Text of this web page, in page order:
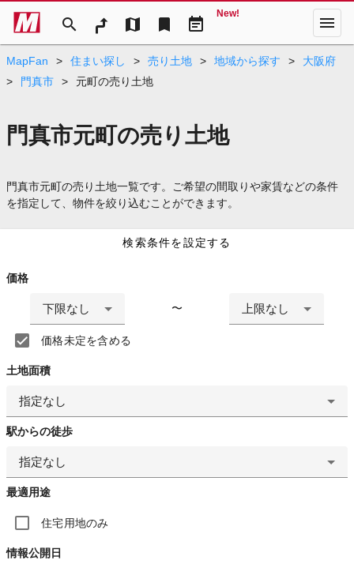
search map bookmark event_note
New! menu
MapFan > 住まい探し > 売り土地 > 地域から探す >
大阪府
>
門真市 > 元町の売り土地
門真市元町の売り土地
門真市元町の売り土地一覧です。ご希望の間取りや家賃などの条件
を指定して、物件を絞り込むことができます。
検索条件を設定する
価格
下限なし 〜 上限なし
価格未定を含める
土地面積
指定なし
駅からの徒歩
指定なし
最適用途
住宅用地のみ
情報公開日